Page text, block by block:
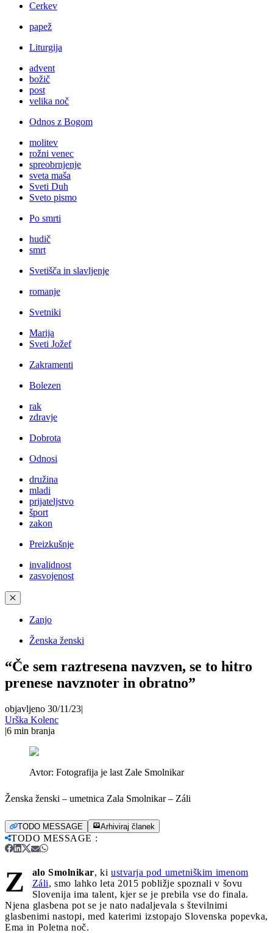
Cerkev
papež
Liturgija
advent
božič
post
velika noč
Odnos z Bogom
molitev
rožni venec
spreobrnjenje
sveta maša
Sveti Duh
Sveto pismo
Po smrti
hudič
smrt
Svetišča in slavljenje
romanje
Svetniki
Marija
Sveti Jožef
Zakramenti
Bolezen
rak
zdravje
Dobrota
Odnosi
družina
mladi
prijateljstvo
šport
zakon
Preizkušnje
invalidnost
zasvojenost
✕
Zanjo
Ženska ženski
“Če sem raztresena navzven, se to hitro
prenese navznoter in obratno”
objavljeno 30/11/23|
Urška Kolenc
|6 min branja
Avtor: Fotografija je last Zale Smolnikar
Ženska ženski – umetnica Zala Smolnikar – Záli
TODO MESSAGE Arhiviraj članek
TODO MESSAGE :
Z alo Smolnikar, ki ustvarja pod umetniškim imenom
Záli, smo lahko leta 2015 pobližje spoznali v šovu
Slovenija ima talent, kjer se je prebila vse do finala.
Njena glasbena pot se je nato nadaljevala s številnimi
glasbenimi nastopi, med katerimi izstopajo Slovenska popevka,
Ema in Poletna noč.